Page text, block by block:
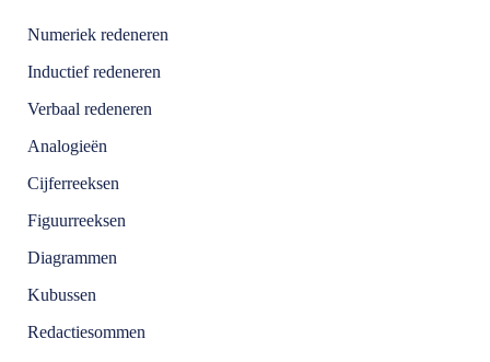
Numeriek redeneren
Inductief redeneren
Verbaal redeneren
Analogieën
Cijferreeksen
Figuurreeksen
Diagrammen
Kubussen
Redactiesommen